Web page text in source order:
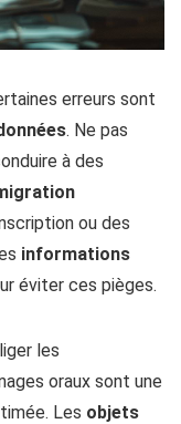
erreurs sont
. Ne pas
à des
ou des
informations
éviter ces pièges.
les
oraux sont une
Les objets